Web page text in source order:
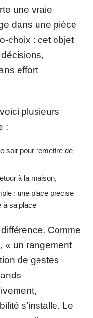
une vraie
dans une pièce
choix : cet objet
effort
plusieurs
:
soir pour remettre de
à la maison,
: une place précise
à sa place.
Comme
« un rangement
de gestes
s’installe. Le